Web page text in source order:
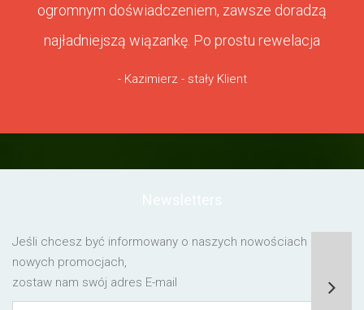
ogromnym doświadczeniem, zawsze doradzą
najładniejszą wiązankę. Po prostu rewelacja
- Kazimierz - stały Klient
Jeśli chcesz być informowany o naszych nowościach lub o
nowych promocjach,
zostaw nam swój adres E-mail